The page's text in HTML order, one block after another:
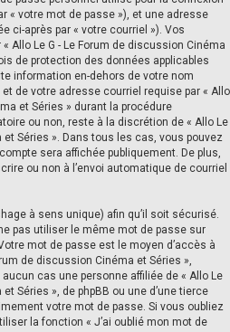
« votre mot de passe »), et une adresse
ci-après par « votre courriel »). Vos
Allo Le G - Le Forum de discussion Cinéma
de protection des données applicables
information en-dehors de votre nom
de votre adresse courriel requise par « Allo
et Séries » durant la procédure
ou non, reste à la discrétion de « Allo Le
et Séries ». Dans tous les cas, vous pouvez
sera affichée publiquement. De plus,
ou non à l’envoi automatique de courriel
à sens unique) afin qu’il soit sécurisé.
pas utiliser le même mot de passe sur
mot de passe est le moyen d’accès à
de discussion Cinéma et Séries »,
cas une personne affiliée de « Allo Le
Séries », de phpBB ou une d’une tierce
votre mot de passe. Si vous oubliez
la fonction « J’ai oublié mon mot de